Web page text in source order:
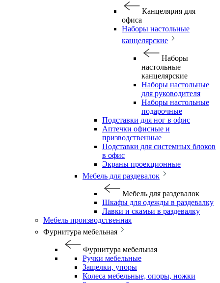
Канцелярия для
офиса
Наборы настольные
канцелярские
Наборы
настольные
канцелярские
Наборы настольные
для руководителя
Наборы настольные
подарочные
Подставки для ног в офис
Аптечки офисные и
призводственные
Подставки для системных блоков
в офис
Экраны проекционные
Мебель для раздевалок
Мебель для раздевалок
Шкафы для одежды в раздевалку
Лавки и скамьи в раздевалку
Мебель производственная
Фурнитура мебельная
Фурнитура мебельная
Ручки мебельные
Защелки, упоры
Колеса мебельные, опоры, ножки